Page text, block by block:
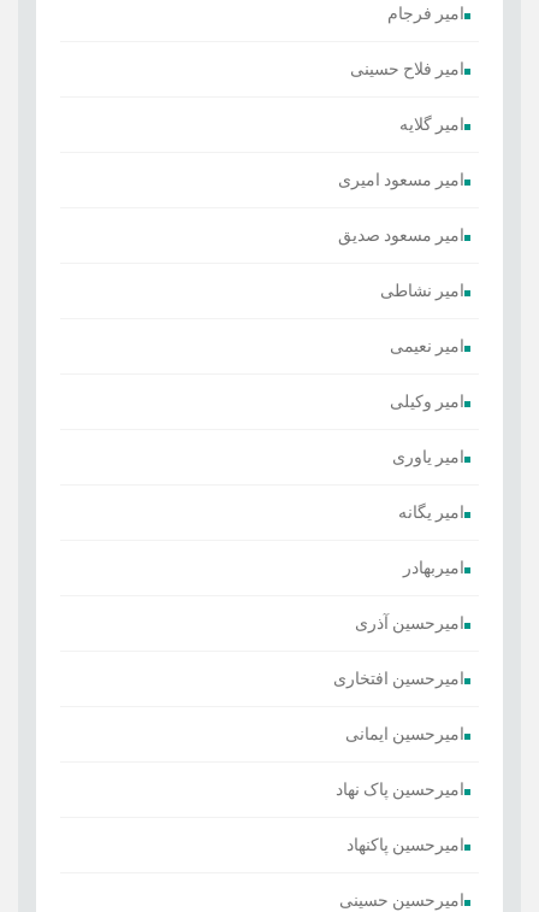
امیر فرجام
امیر فلاح حسینی
امیر گلایه
امیر مسعود امیری
امیر مسعود صدیق
امیر نشاطی
امیر نعیمی
امیر وکیلی
امیر یاوری
امیر یگانه
امیربهادر
امیرحسین آذری
امیرحسین افتخاری
امیرحسین ایمانی
امیرحسین پاک نهاد
امیرحسین پاکنهاد
امیرحسین حسینی